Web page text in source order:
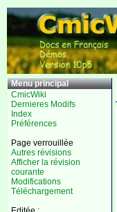
Menu principal
CmicWiki
Dernieres Modifs
Index
Préférences
Page verrouillée
Autres révisions
Afficher la révision
courante
Modifications
Téléchargement